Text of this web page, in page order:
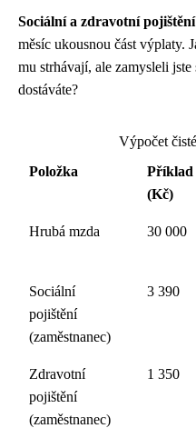
Sociální a zdravotní pojištění
měsíc ukousnou část výplaty.
mu strhávají, ale zamysleli
dostáváte?
Výpočet
Položka
Příklad
(Kč)
Hrubá mzda 30 000
Sociální
pojištění
(zaměstnanec)
3 390
Zdravotní
pojištění
(zaměstnanec)
1 350